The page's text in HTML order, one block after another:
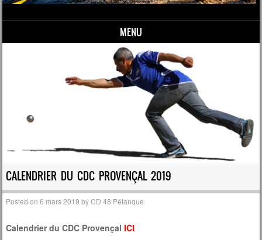
MENU
CALENDRIER DU CDC PROVENÇAL 2019
Posted on6 mars 2019 byCD 48 Pétanque
Calendrier du CDC ProvençalICI